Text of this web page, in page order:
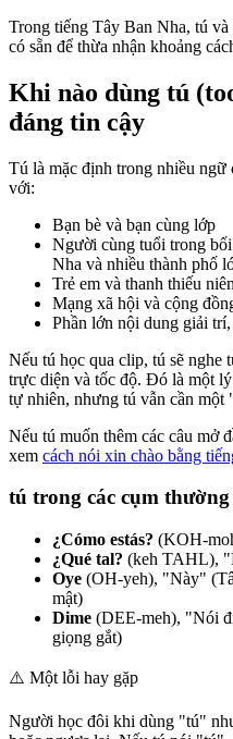
Trong tiếng Tây Ban Nha, tú
có sẵn để thừa nhận khoảng
Khi nào dùng tú
đáng tin cậy
Tú là mặc định trong nhiều
với:
Bạn bè và bạn cùng lớp
Người cùng tuổi trong
Nha và nhiều thành phố
Trẻ em và thanh thiếu
Mạng xã hội và cộng
Phần lớn nội dung giải
Nếu tú học qua clip, tú sẽ
trực diện và tốc độ. Đó là một
tự nhiên, nhưng tú vẫn cần
Nếu tú muốn thêm các câu mở
xem cách nói xin chào bằng
tú trong các cụm
¿Cómo estás? (KOH-
¿Qué tal? (keh TAHL),
Oye (OH-yeh), "Này"
mật)
Dime (DEE-meh), "Nói
giọng gắt)
⚠️ Một lỗi hay gặp
Người học đôi khi dùng "tú"